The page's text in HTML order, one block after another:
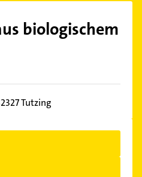
biologischem
Tutzing